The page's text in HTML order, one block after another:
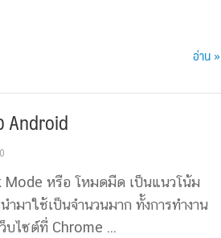
อ่าน »
Android
Mode หรือ โหมดมืด เป็นแนวโน้ม
มาใช้เป็นจำนวนมาก ทั้งการทำงาน
บไซต์ที่ Chrome ...